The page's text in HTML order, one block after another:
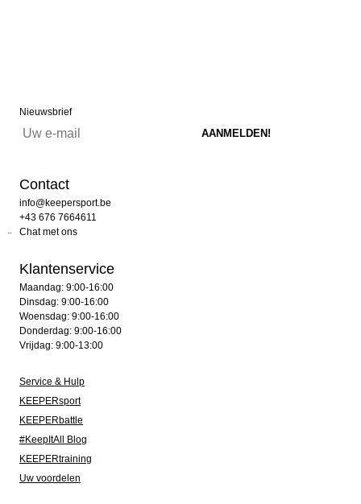
Nieuwsbrief
Contact
info@keepersport.be
+43 676 7664611
Chat met ons
Klantenservice
Maandag: 9:00-16:00
Dinsdag: 9:00-16:00
Woensdag: 9:00-16:00
Donderdag: 9:00-16:00
Vrijdag: 9:00-13:00
Service & Hulp
KEEPERsport
KEEPERbattle
#KeepItAll Blog
KEEPERtraining
Uw voordelen